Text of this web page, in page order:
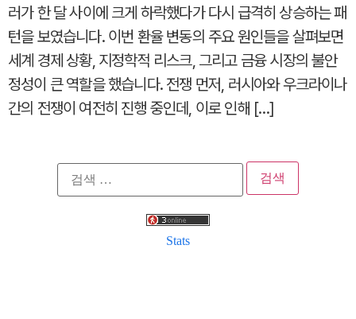
러가 한 달 사이에 크게 하락했다가 다시 급격히 상승하는 패
턴을 보였습니다. 이번 환율 변동의 주요 원인들을 살펴보면
세계 경제 상황, 지정학적 리스크, 그리고 금융 시장의 불안
정성이 큰 역할을 했습니다. 전쟁 먼저, 러시아와 우크라이나
간의 전쟁이 여전히 진행 중인데, 이로 인해 […]
검
색:
Stats